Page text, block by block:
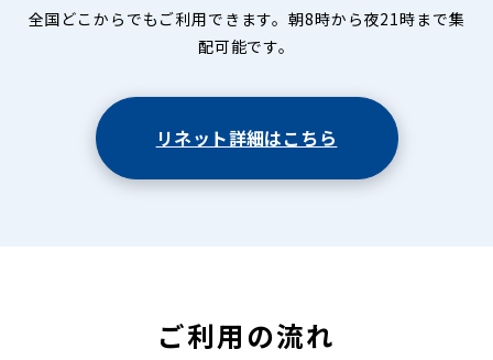
全国どこからでもご利用できます。朝8時から夜21時まで集
配可能です。
リネット詳細はこちら
ご利用の流れ